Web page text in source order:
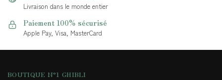
Livraison dans le monde entier
Paiement 100% sécurisé
Apple Pay, Visa, MasterCard
BOUTIQUE N°1 GHIBLI